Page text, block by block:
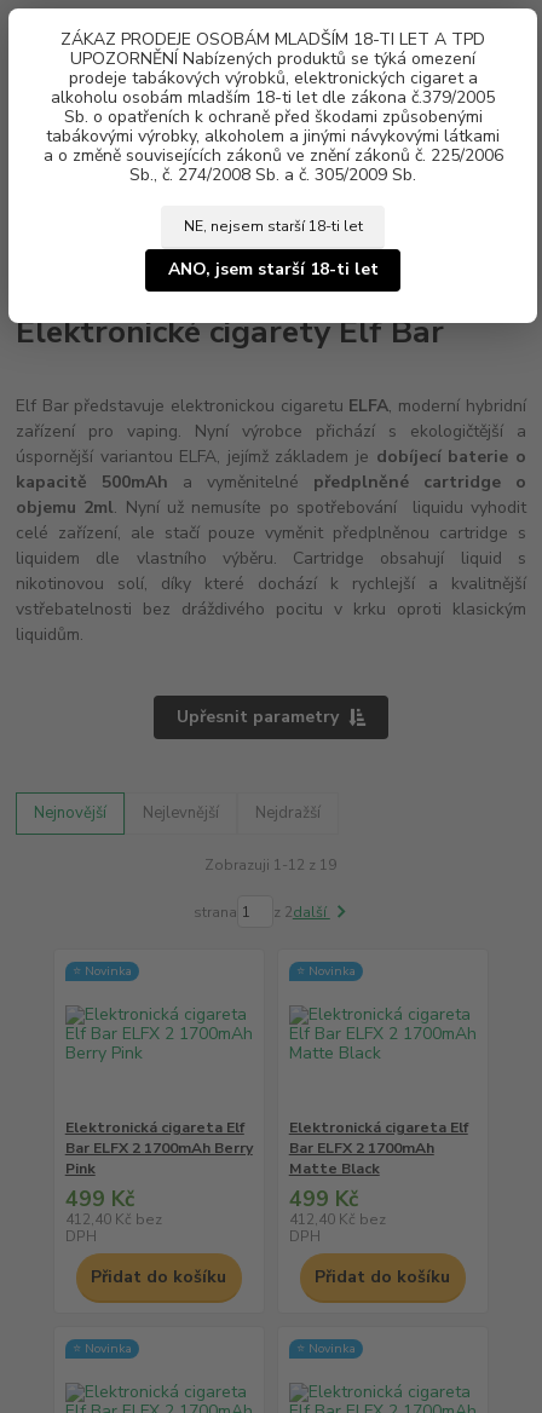
ZÁKAZ PRODEJE OSOBÁM MLADŠÍM 18-TI LET A TPD
UPOZORNĚNÍ Nabízených produktů se týká omezení
prodeje tabákových výrobků, elektronických cigaret a
alkoholu osobám mladším 18-ti let dle zákona č.379/2005
Sb. o opatřeních k ochraně před škodami způsobenými
tabákovými výrobky, alkoholem a jinými návykovými látkami
a o změně souvisejících zákonů ve znění zákonů č. 225/2006
Sb., č. 274/2008 Sb. a č. 305/2009 Sb.
NE, nejsem starší 18-ti let
ANO, jsem starší 18-ti let
Menu
za0 Kč
Elektronické cigarety Elf Bar
Elf Bar představuje elektronickou cigaretu ELFA, moderní hybridní
zařízení pro vaping. Nyní výrobce přichází s ekologičtější a
úspornější variantou ELFA, jejímž základem je dobíjecí baterie o
kapacitě 500mAh a vyměnitelné předplněné cartridge o
objemu 2ml. Nyní už nemusíte po spotřebování liquidu vyhodit
celé zařízení, ale stačí pouze vyměnit předplněnou cartridge s
liquidem dle vlastního výběru. Cartridge obsahují liquid s
nikotinovou solí, díky které dochází k rychlejší a kvalitnější
vstřebatelnosti bez dráždivého pocitu v krku oproti klasickým
liquidům.
Upřesnit parametry
Nejnovější Nejlevnější Nejdražší
Zobrazuji 1-12 z 19
strana z 2další
⭐ Novinka
Elektronická cigareta Elf
Bar ELFX 2 1700mAh Berry
Pink
499 Kč
412,40 Kč bez
DPH
Přidat do košíku
⭐ Novinka
Elektronická cigareta Elf
Bar ELFX 2 1700mAh
Matte Black
499 Kč
412,40 Kč bez
DPH
Přidat do košíku
⭐ Novinka ⭐ Novinka